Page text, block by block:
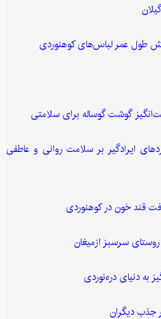
طول عمر لباس‌های کوهنوردی
گوشت گوساله برای سلامتی
ایرادگیر بر سلامت روانی و عاطفی
قند خون در کوهنوردی
سرسبز ازمیغان
به دنیای دره‌نوردی
جذب دیگران